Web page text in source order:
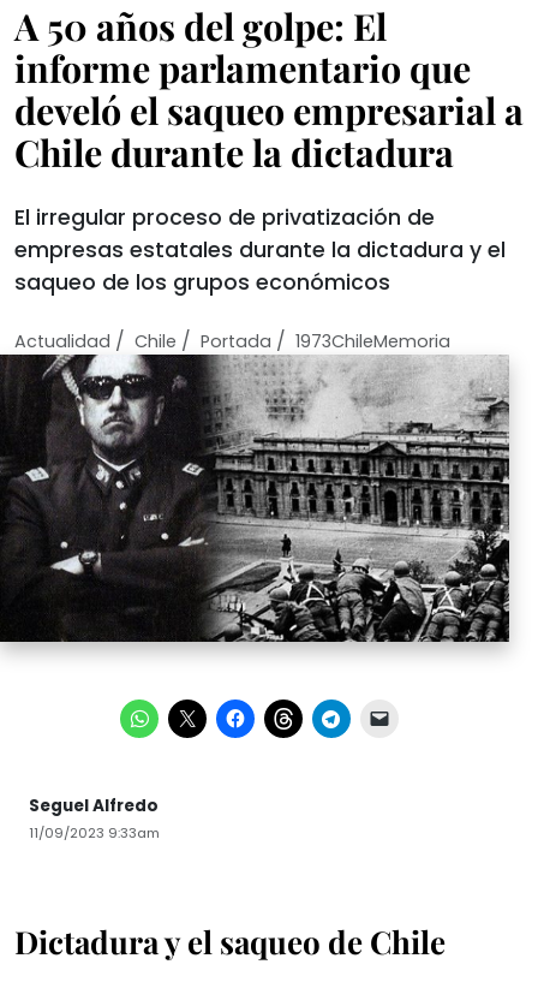
A 50 años del golpe: El
informe parlamentario que
develó el saqueo empresarial a
Chile durante la dictadura
El irregular proceso de privatización de
empresas estatales durante la dictadura y el
saqueo de los grupos económicos
Actualidad / Chile / Portada / 1973ChileMemoria
Seguel Alfredo
11/09/2023 9:33am
Dictadura y el saqueo de Chile